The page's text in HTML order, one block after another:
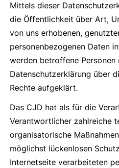
Mittels dieser
die Öffentlichkeit über Art,
von uns erhobenen,
personenbezogenen Daten
werden betroffene Personen
Datenschutzerklärung über
Rechte aufgeklärt.
Das CJD hat als für die
Verantwortlicher zahlreiche
organisatorische
möglichst lückenlosen
Internetseite verarbeiteten